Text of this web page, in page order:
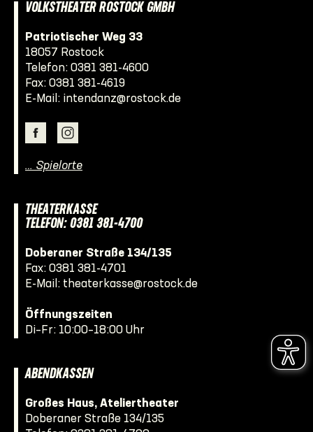
VOLKSTHEATER ROSTOCK GMBH
Patriotischer Weg 33
18057 Rostock
Telefon: 0381 381-4600
Fax: 0381 381-4619
E-Mail: intendanz@rostock.de
… Spielorte
THEATERKASSE
TELEFON: 0381 381-4700
Doberaner Straße 134/135
Fax: 0381 381-4701
E-Mail: theaterkasse@rostock.de
Öffnungszeiten
Di–Fr: 10:00–18:00 Uhr
ABENDKASSEN
Großes Haus, Ateliertheater
Doberaner Straße 134/135